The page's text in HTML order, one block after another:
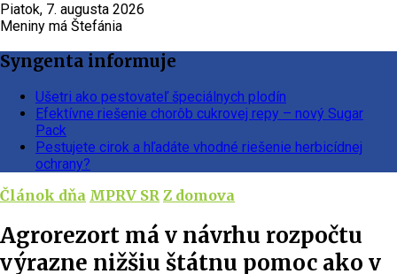
Piatok, 7. augusta 2026
Meniny má Štefánia
Syngenta informuje
Ušetri ako pestovateľ špeciálnych plodín
Efektívne riešenie chorôb cukrovej repy – nový Sugar
Pack
Pestujete cirok a hľadáte vhodné riešenie herbicídnej
ochrany?
Článok dňa MPRV SR Z domova
Agrorezort má v návrhu rozpočtu
výrazne nižšiu štátnu pomoc ako v